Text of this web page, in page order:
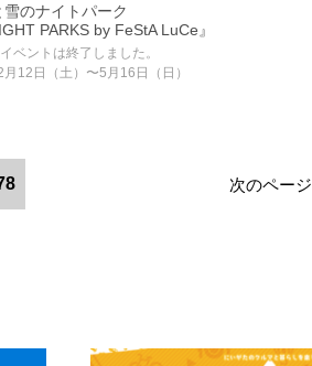
雪のナイトパーク
PARKS by FeStA LuCe』
ベントは終了しました。
月12日（土）〜5月16日（日）
次のページ